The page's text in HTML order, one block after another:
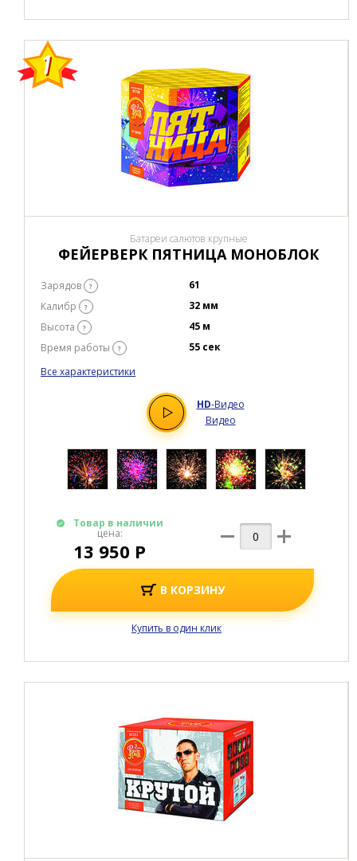
Батареи салютов крупные
ФЕЙЕРВЕРК ПЯТНИЦА МОНОБЛОК
Зарядов ?
61
Калибр
?
32 мм
Высота
?
45 м
Время работы
?
55 сек
Все характеристики
HD-Видео
Видео
Товар в наличии
цена:
13 950 Р
В КОРЗИНУ
Купить в один клик